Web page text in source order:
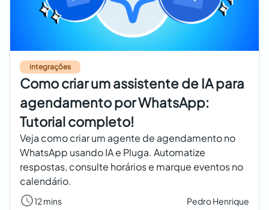
integrações
Como criar um assistente de IA para
agendamento por WhatsApp:
Tutorial completo!
Veja como criar um agente de agendamento no
WhatsApp usando IA e Pluga. Automatize
respostas, consulte horários e marque eventos no
calendário.
12 mins Pedro Henrique